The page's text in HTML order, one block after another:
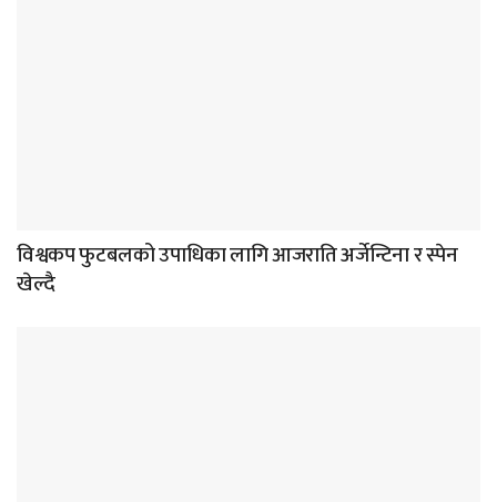
विश्वकप फुटबलको उपाधिका लागि आजराति अर्जेन्टिना र स्पेन
खेल्दै